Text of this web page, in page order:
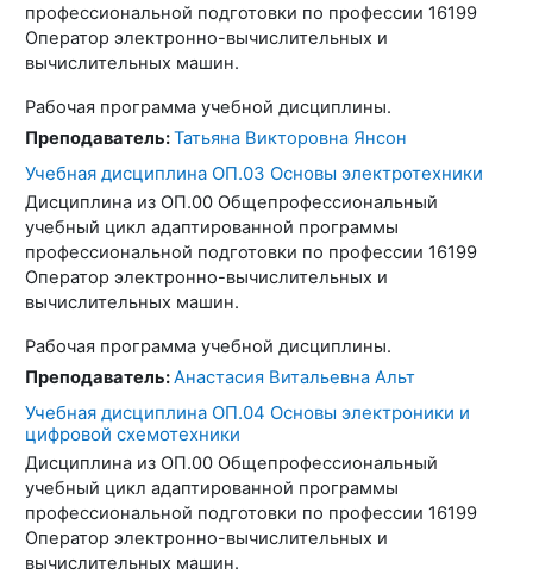
профессиональной подготовки по профессии 16199
Оператор электронно-вычислительных и
вычислительных машин.
Рабочая программа учебной дисциплины.
Преподаватель:Татьяна Викторовна Янсон
Учебная дисциплина ОП.03 Основы электротехники
Дисциплина из ОП.00 Общепрофессиональный
учебный цикл адаптированной программы
профессиональной подготовки по профессии 16199
Оператор электронно-вычислительных и
вычислительных машин.
Рабочая программа учебной дисциплины.
Преподаватель:Анастасия Витальевна Альт
Учебная дисциплина ОП.04 Основы электроники и
цифровой схемотехники
Дисциплина из ОП.00 Общепрофессиональный
учебный цикл адаптированной программы
профессиональной подготовки по профессии 16199
Оператор электронно-вычислительных и
вычислительных машин.